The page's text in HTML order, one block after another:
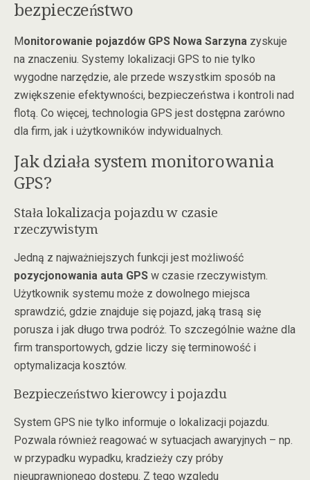
bezpieczeństwo
Monitorowanie pojazdów GPS Nowa Sarzyna zyskuje
na znaczeniu. Systemy lokalizacji GPS to nie tylko
wygodne narzędzie, ale przede wszystkim sposób na
zwiększenie efektywności, bezpieczeństwa i kontroli nad
flotą. Co więcej, technologia GPS jest dostępna zarówno
dla firm, jak i użytkowników indywidualnych.
Jak działa system monitorowania
GPS?
Stała lokalizacja pojazdu w czasie
rzeczywistym
Jedną z najważniejszych funkcji jest możliwość
pozycjonowania auta GPS w czasie rzeczywistym.
Użytkownik systemu może z dowolnego miejsca
sprawdzić, gdzie znajduje się pojazd, jaką trasą się
porusza i jak długo trwa podróż. To szczególnie ważne dla
firm transportowych, gdzie liczy się terminowość i
optymalizacja kosztów.
Bezpieczeństwo kierowcy i pojazdu
System GPS nie tylko informuje o lokalizacji pojazdu.
Pozwala również reagować w sytuacjach awaryjnych – np.
w przypadku wypadku, kradzieży czy próby
nieuprawnionego dostępu. Z tego względu